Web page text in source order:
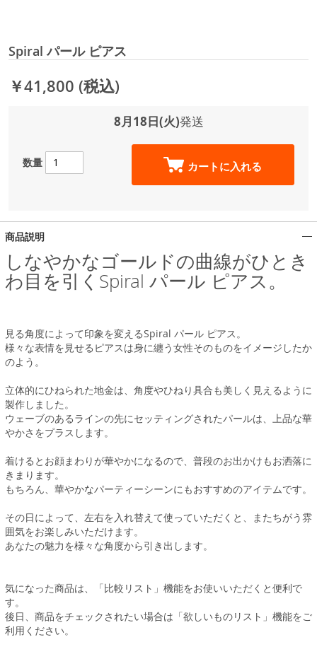
Spiral パール ピアス
￥41,800 (税込)
8月18日(火)発送
数量 カートに入れる
商品説明
しなやかなゴールドの曲線がひとき
わ目を引くSpiral パール ピアス。
見る角度によって印象を変えるSpiral パール ピアス。
様々な表情を見せるピアスは身に纏う女性そのものをイメージしたか
のよう。
立体的にひねられた地金は、角度やひねり具合も美しく見えるように
製作しました。
ウェーブのあるラインの先にセッティングされたパールは、上品な華
やかさをプラスします。
着けるとお顔まわりが華やかになるので、普段のお出かけもお洒落に
きまります。
もちろん、華やかなパーティーシーンにもおすすめのアイテムです。
その日によって、左右を入れ替えて使っていただくと、またちがう雰
囲気をお楽しみいただけます。
あなたの魅力を様々な角度から引き出します。
気になった商品は、「比較リスト」機能をお使いいただくと便利で
す。
後日、商品をチェックされたい場合は「欲しいものリスト」機能をご
利用ください。